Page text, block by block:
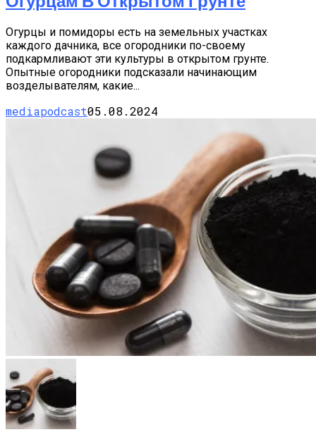
Огурцы и помидоры есть на земельных участках
каждого дачника, все огородники по-своему
подкармливают эти культуры в открытом грунте.
Опытные огородники подсказали начинающим
возделывателям, какие...
mediapodcast05.08.2024